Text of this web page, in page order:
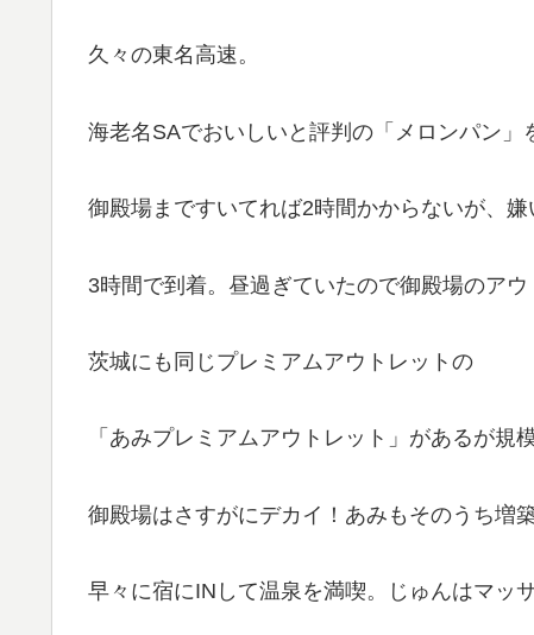
久々の東名高速。
海老名SAでおいしいと評判の「メロンパン」
御殿場まですいてれば2時間かからないが、
3時間で到着。昼過ぎていたので御殿場のアウ
茨城にも同じプレミアムアウトレットの
「あみプレミアムアウトレット」があるが規
御殿場はさすがにデカイ！あみもそのうち増
早々に宿にINして温泉を満喫。じゅんはマッ